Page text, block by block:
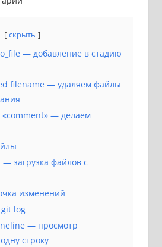
скрыть
— добавление в стадию
filename — удаляем файлы
— делаем
загрузка файлов с
изменений
log
— просмотр
строку